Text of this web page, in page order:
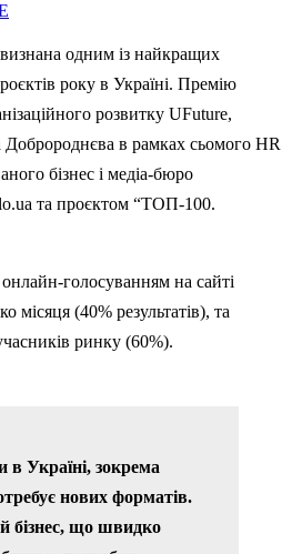
визнана одним із найкращих
року в Україні. Премію
розвитку UFuture,
в рамках сьомого HR
бізнес і медіа-бюро
та проєктом “ТОП-100.
голосуванням на сайті
місяця (40% результатів), та
ринку (60%).
в Україні, зокрема
нових форматів.
бізнес, що швидко